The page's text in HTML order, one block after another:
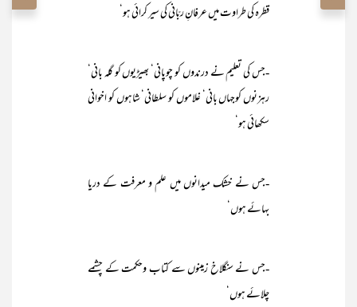
قطرہ کی طراوت میں عرفانِ ربّانی کی سیر کرائی ہو‘
-جس کی تعلیم نے درندوں کو چوپانی‘ بھیڑیوں کو گلہ بانی‘
رہزنوں کوجہاں بانی‘ غلاموں کو سلطانی‘ شاہوں کو اخوانی
سکھائی ہو‘
-جس نے خشک میدانوں میں علم و معرفت کے دریا
بہائے ہوں‘
-جس نے سنگلاخ زمینوں سے کتاب وحکمت کے چشمے
چلائے ہوں‘